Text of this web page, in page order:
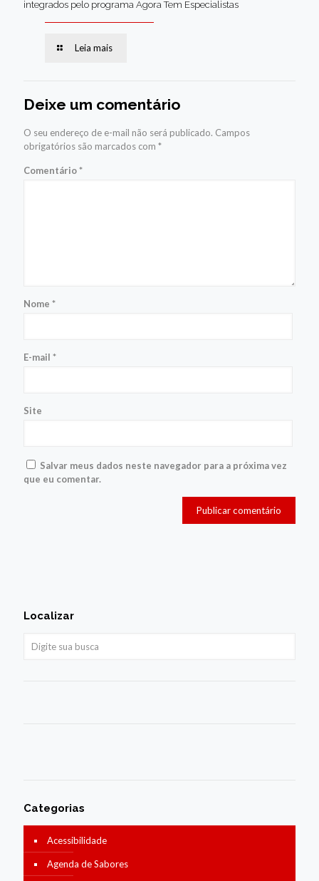
integrados pelo programa Agora Tem Especialistas
Leia mais
Deixe um comentário
O seu endereço de e-mail não será publicado. Campos
obrigatórios são marcados com *
Comentário*
Nome *
E-mail *
Site
Salvar meus dados neste navegador para a próxima vez
que eu comentar.
Localizar
Categorias
Acessibilidade
Agenda de Sabores